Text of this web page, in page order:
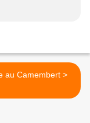
Quiche au Camembert >